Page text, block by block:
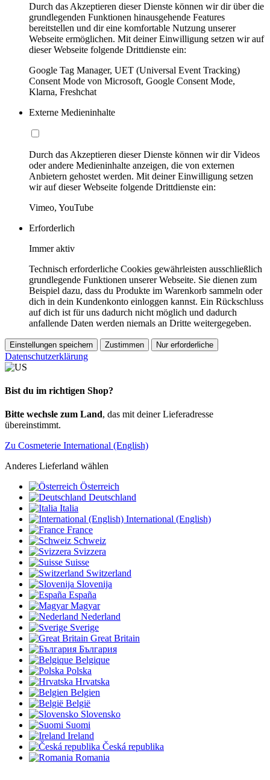
Durch das Akzeptieren dieser Dienste können wir dir über die
grundlegenden Funktionen hinausgehende Features
bereitstellen und dir eine komfortable Nutzung unserer
Webseite ermöglichen. Mit deiner Einwilligung setzen wir auf
dieser Webseite folgende Drittdienste ein:
Google Tag Manager, UET (Universal Event Tracking)
Consent Mode von Microsoft, Google Consent Mode,
Klarna, Freshchat
Externe Medieninhalte
Durch das Akzeptieren dieser Dienste können wir dir Videos
oder andere Medieninhalte anzeigen, die von externen
Anbietern gehostet werden. Mit deiner Einwilligung setzen
wir auf dieser Webseite folgende Drittdienste ein:
Vimeo, YouTube
Erforderlich
Immer aktiv
Technisch erforderliche Cookies gewährleisten ausschließlich
grundlegende Funktionen unserer Webseite. Sie dienen zum
Beispiel dazu, dass du Produkte im Warenkorb sammeln oder
dich in dein Kundenkonto einloggen kannst. Ein Rückschluss
auf dich ist für uns dadurch nicht möglich und dadurch
anfallende Daten werden niemals an Dritte weitergegeben.
Einstellungen speichern Zustimmen Nur erforderliche
Datenschutzerklärung
Bist du im richtigen Shop?
Bitte wechsle zum Land, das mit deiner Lieferadresse
übereinstimmt.
Zu Cosmeterie International (English)
Anderes Lieferland wählen
Österreich
Deutschland
Italia
International (English)
France
Schweiz
Svizzera
Suisse
Switzerland
Slovenija
España
Magyar
Nederland
Sverige
Great Britain
България
Belgique
Polska
Hrvatska
Belgien
België
Slovensko
Suomi
Ireland
Česká republika
Romania